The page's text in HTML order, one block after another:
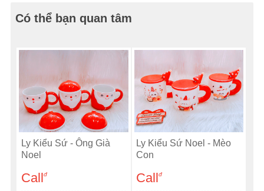
Có thể bạn quan tâm
Ly Kiểu Sứ - Ông Già
Noel
Callđ
Ly Kiểu Sứ Noel - Mèo
Con
Callđ